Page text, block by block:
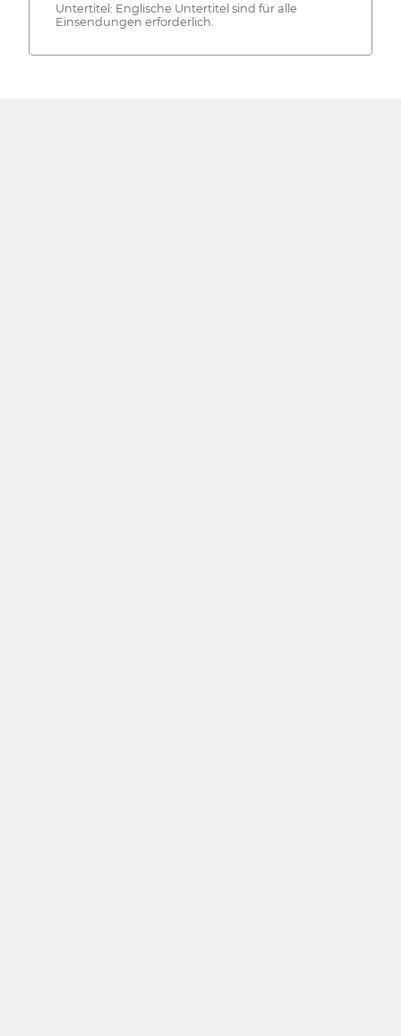
Untertitel: Englische Untertitel sind für alle
Einsendungen erforderlich.